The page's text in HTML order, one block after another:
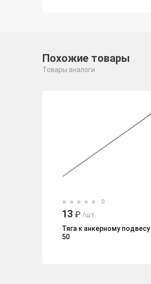
Похожие товары
Товары аналоги
0
13 ₽ /шт.
Тяга к анкерному подвесу
50